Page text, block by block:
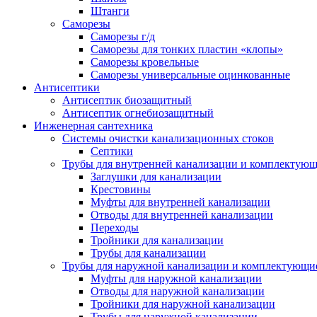
Штанги
Саморезы
Саморезы г/д
Саморезы для тонких пластин «клопы»
Саморезы кровельные
Саморезы универсальные оцинкованные
Антисептики
Антисептик биозащитный
Антисептик огнебиозащитный
Инженерная сантехника
Системы очистки канализационных стоков
Септики
Трубы для внутренней канализации и
Заглушки для канализации
Крестовины
Муфты для внутренней канализации
Отводы для внутренней канализации
Переходы
Тройники для канализации
Трубы для канализации
Трубы для наружной канализации и
Муфты для наружной канализации
Отводы для наружной канализации
Тройники для наружной канализации